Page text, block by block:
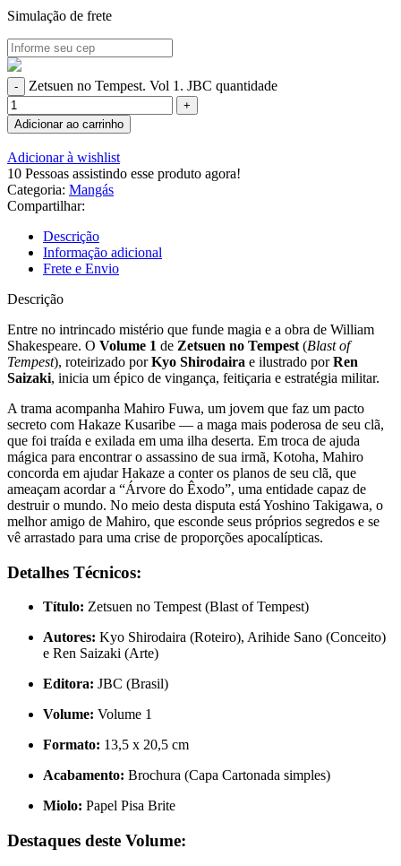
Simulação de frete
Zetsuen no Tempest. Vol 1. JBC quantidade
Adicionar ao carrinho
Adicionar à wishlist
10 Pessoas assistindo esse produto agora!
Categoria: Mangás
Compartilhar:
Descrição
Informação adicional
Frete e Envio
Descrição
Entre no intrincado mistério que funde magia e a obra de William
Shakespeare. O Volume 1 de Zetsuen no Tempest (Blast of
Tempest), roteirizado porKyo Shirodaira e ilustrado porRen
Saizaki, inicia um épico de vingança, feitiçaria e estratégia militar.
A trama acompanha Mahiro Fuwa, um jovem que faz um pacto
secreto com Hakaze Kusaribe — a maga mais poderosa de seu clã,
que foi traída e exilada em uma ilha deserta. Em troca de ajuda
mágica para encontrar o assassino de sua irmã, Kotoha, Mahiro
concorda em ajudar Hakaze a conter os planos de seu clã, que
ameaçam acordar a “Árvore do Êxodo”, uma entidade capaz de
destruir o mundo. No meio desta disputa está Yoshino Takigawa, o
melhor amigo de Mahiro, que esconde seus próprios segredos e se
vê arrastado para uma crise de proporções apocalípticas.
Detalhes Técnicos:
Título: Zetsuen no Tempest (Blast of Tempest)
Autores: Kyo Shirodaira (Roteiro), Arihide Sano (Conceito)
e Ren Saizaki (Arte)
Editora: JBC (Brasil)
Volume: Volume 1
Formato: 13,5 x 20,5 cm
Acabamento: Brochura (Capa Cartonada simples)
Miolo: Papel Pisa Brite
Destaques deste Volume: